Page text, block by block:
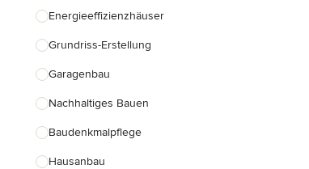
Energieeffizienzhäuser
Grundriss-Erstellung
Garagenbau
Nachhaltiges Bauen
Baudenkmalpflege
Hausanbau